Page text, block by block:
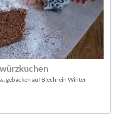
gebacken auf Blechrein Winter